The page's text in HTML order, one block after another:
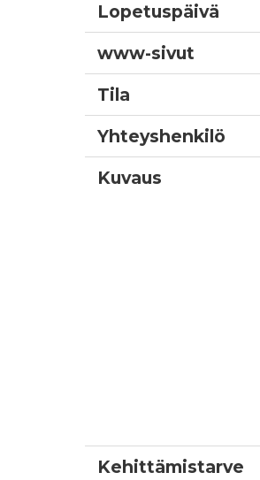
Lopetuspäivä
www-sivut
Tila
Yhteyshenkilö
Kuvaus
Kehittämistarve